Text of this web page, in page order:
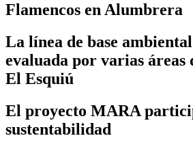
Flamencos en Alumbrera
La línea de base
evaluada por varias áreas
El Esquiú
El proyecto MARA
sustentabilidad